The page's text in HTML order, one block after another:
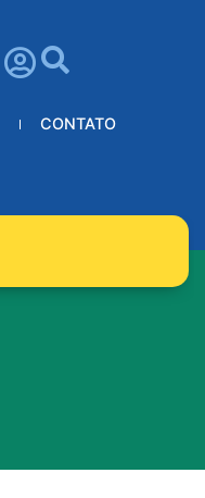
CONTATO